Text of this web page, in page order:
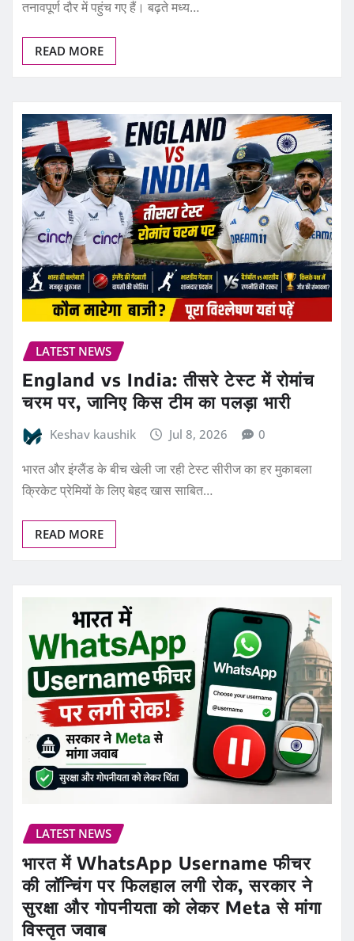
तनावपूर्ण दौर में पहुंच गए हैं। बढ़ते मध्य…
READ MORE
LATEST NEWS
England vs India: तीसरे टेस्ट में रोमांच
चरम पर, जानिए किस टीम का पलड़ा भारी
Keshav kaushik Jul 8, 2026 0
भारत और इंग्लैंड के बीच खेली जा रही टेस्ट सीरीज का हर मुकाबला
क्रिकेट प्रेमियों के लिए बेहद खास साबित…
READ MORE
LATEST NEWS
भारत में WhatsApp Username फीचर
की लॉन्चिंग पर फिलहाल लगी रोक, सरकार ने
सुरक्षा और गोपनीयता को लेकर Meta से मांगा
विस्तृत जवाब